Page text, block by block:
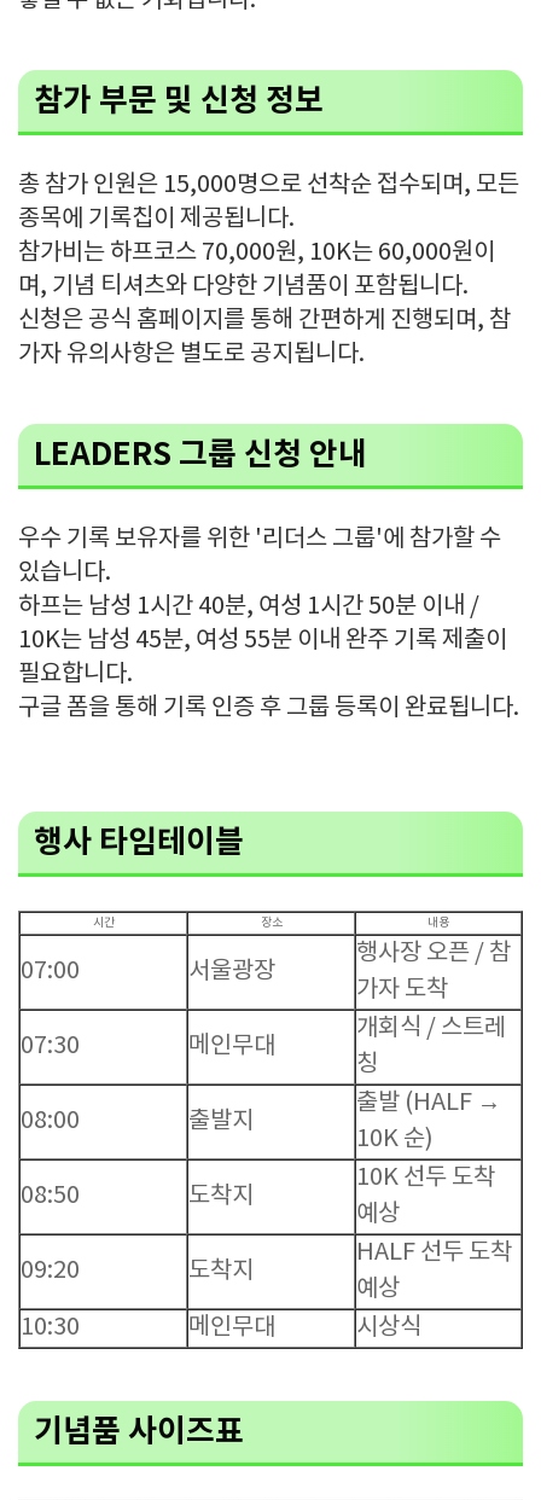
참가 부문 및 신청 정보
총 참가 인원은 15,000명으로 선착순 접수되며, 모든
종목에 기록칩이 제공됩니다.
참가비는 하프코스 70,000원, 10K는 60,000원이
며, 기념 티셔츠와 다양한 기념품이 포함됩니다.
신청은 공식 홈페이지를 통해 간편하게 진행되며, 참
가자 유의사항은 별도로 공지됩니다.
LEADERS 그룹 신청 안내
우수 기록 보유자를 위한 '리더스 그룹'에 참가할 수
있습니다.
하프는 남성 1시간 40분, 여성 1시간 50분 이내 /
10K는 남성 45분, 여성 55분 이내 완주 기록 제출이
필요합니다.
구글 폼을 통해 기록 인증 후 그룹 등록이 완료됩니다.
행사 타임테이블
시간 장소 내용
07:00 서울광장
행사장 오픈 / 참
가자 도착
07:30 메인무대
개회식 / 스트레
칭
08:00 출발지
출발 (HALF →
10K 순)
08:50 도착지
10K 선두 도착
예상
09:20 도착지
HALF 선두 도착
예상
10:30
메인무대 시상식
기념품 사이즈표